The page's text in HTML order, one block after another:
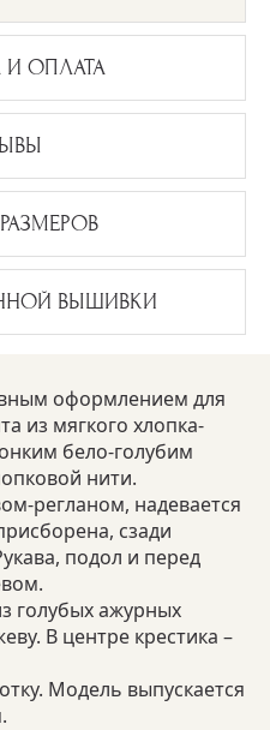
И ОПЛАТА
ВЫШИВКИ
оформлением для
из мягкого хлопка-
бело-голубим
нити.
регланом, надевается
сзади
подол и перед
голубых ажурных
В центре крестика –
Модель выпускается